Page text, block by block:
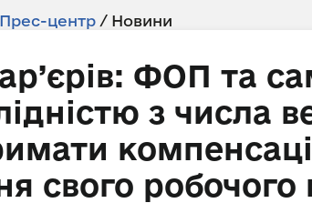
Прес-центр / Новини
ФОП та
з числа
свого робочого